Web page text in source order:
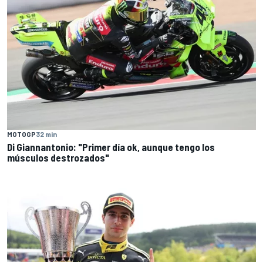
MOTOGP32 min
Di Giannantonio: "Primer día ok, aunque tengo los
músculos destrozados"